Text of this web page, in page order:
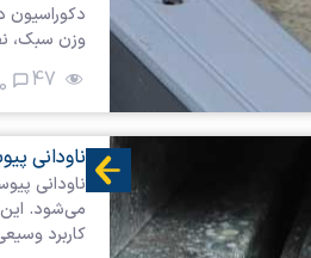
دکوراسیون
وزن سبک،
47
0
ناودانی
می‌شود.
کاربرد